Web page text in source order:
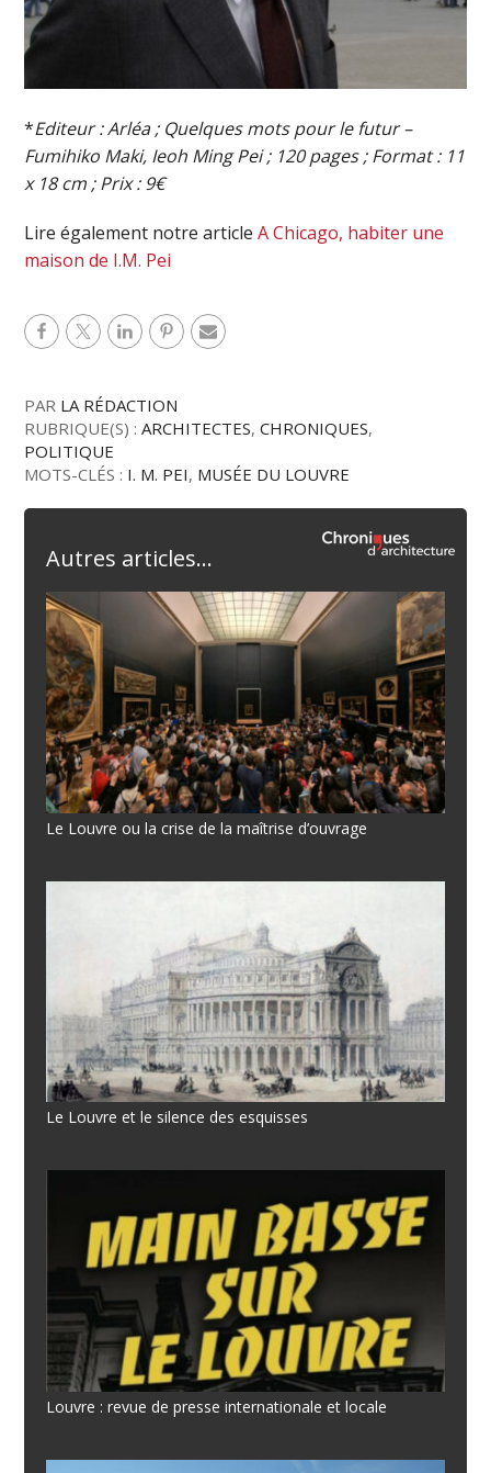
*Editeur : Arléa ; Quelques mots pour le futur –
Fumihiko Maki, Ieoh Ming Pei ; 120 pages ; Format : 11
x 18 cm ; Prix : 9€
Lire également notre articleA Chicago, habiter une
maison de I.M. Pei
PAR LA RÉDACTION
RUBRIQUE(S) :ARCHITECTES,CHRONIQUES,
POLITIQUE
MOTS-CLÉS : I. M. PEI, MUSÉE DU LOUVRE
Autres articles...
Le Louvre ou la crise de la maîtrise d’ouvrage
Le Louvre et le silence des esquisses
Louvre : revue de presse internationale et locale